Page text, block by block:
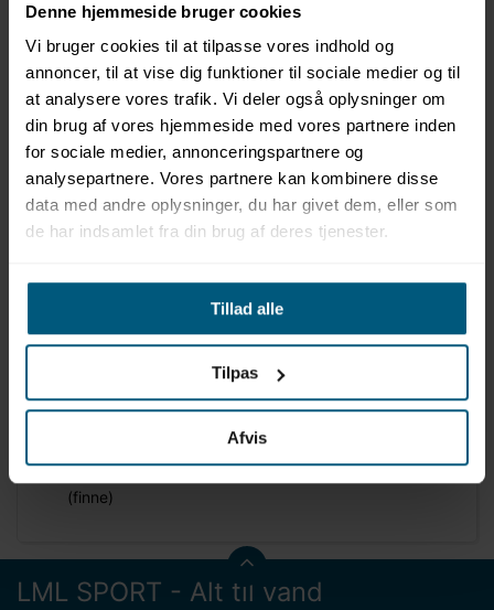
Denne hjemmeside bruger cookies
Vi bruger cookies til at tilpasse vores indhold og
annoncer, til at vise dig funktioner til sociale medier og til
at analysere vores trafik. Vi deler også oplysninger om
din brug af vores hjemmeside med vores partnere inden
for sociale medier, annonceringspartnere og
analysepartnere. Vores partnere kan kombinere disse
data med andre oplysninger, du har givet dem, eller som
de har indsamlet fra din brug af deres tjenester.
Tillad alle
Tilpas
Afvis
lange finner | DX 1.0 |
BECO
Brug: Dykning
(finne)
LML SPORT - Alt til vand